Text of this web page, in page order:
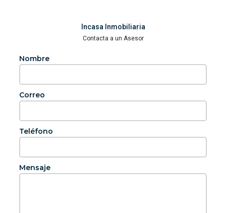
Incasa Inmobiliaria
Contacta a un Asesor
Nombre
Correo
Teléfono
Mensaje